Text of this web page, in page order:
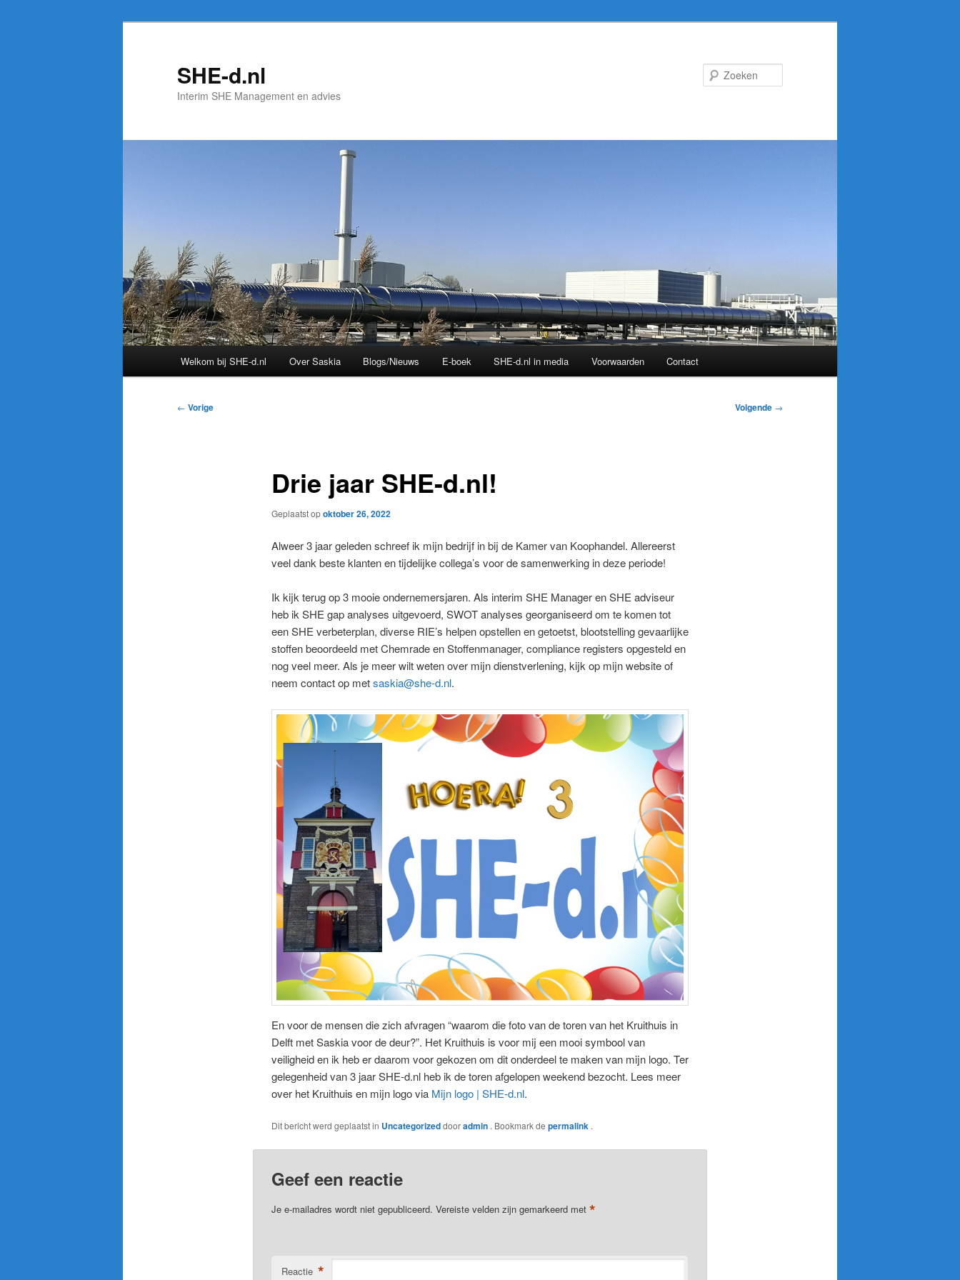
SHE-d.nl
Interim SHE Management en advies
Welkom bij SHE-d.nl Over Saskia Blogs/Nieuws E-boek SHE-d.nl in media Voorwaarden Contact
Bericht
← Vorige Volgende →
Drie jaar SHE-d.nl!
Geplaatst opoktober 26, 2022
Alweer 3 jaar geleden schreef ik mijn bedrijf in bij de Kamer van Koophandel. Allereerst
veel dank beste klanten en tijdelijke collega’s voor de samenwerking in deze periode!
Ik kijk terug op 3 mooie ondernemersjaren. Als interim SHE Manager en SHE adviseur
heb ik SHE gap analyses uitgevoerd, SWOT analyses georganiseerd om te komen tot
een SHE verbeterplan, diverse RIE’s helpen opstellen en getoetst, blootstelling gevaarlijke
stoffen beoordeeld met Chemrade en Stoffenmanager, compliance registers opgesteld en
nog veel meer. Als je meer wilt weten over mijn dienstverlening, kijk op mijn website of
neem contact op metsaskia@she-d.nl.
En voor de mensen die zich afvragen “waarom die foto van de toren van het Kruithuis in
Delft met Saskia voor de deur?”. Het Kruithuis is voor mij een mooi symbool van
veiligheid en ik heb er daarom voor gekozen om dit onderdeel te maken van mijn logo. Ter
gelegenheid van 3 jaar SHE-d.nl heb ik de toren afgelopen weekend bezocht. Lees meer
over het Kruithuis en mijn logo via Mijn logo | SHE-d.nl.
Dit bericht werd geplaatst in Uncategorizeddooradmin . Bookmark de permalink .
Geef een reactie
Je e-mailadres wordt niet gepubliceerd. Vereiste velden zijn gemarkeerd met *
Reactie *